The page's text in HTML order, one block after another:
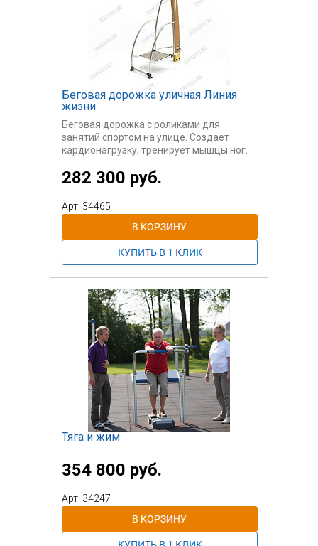
Беговая дорожка уличная Линия
жизни
Беговая дорожка с роликами для
занятий спортом на улице. Создает
кардионагрузку, тренирует мышцы ног.
282 300 руб.
Арт: 34465
Тяга и жим
354 800 руб.
Арт: 34247